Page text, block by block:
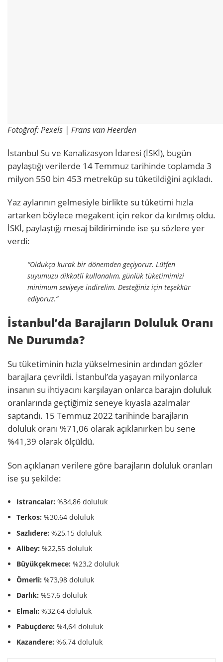
Fotoğraf: Pexels | Frans van Heerden
İstanbul Su ve Kanalizasyon İdaresi (İSKİ), bugün
paylaştığı verilerde 14 Temmuz tarihinde toplamda 3
milyon 550 bin 453 metreküp su tüketildiğini açıkladı.
Yaz aylarının gelmesiyle birlikte su tüketimi hızla
artarken böylece megakent için rekor da kırılmış oldu.
İSKİ, paylaştığı mesaj bildiriminde ise şu sözlere yer
verdi:
“Oldukça kurak bir dönemden geçiyoruz. Lütfen
suyumuzu dikkatli kullanalım, günlük tüketimimizi
minimum seviyeye indirelim. Desteğiniz için teşekkür
ediyoruz.”
İstanbul’da Barajların Doluluk Oranı
Ne Durumda?
Su tüketiminin hızla yükselmesinin ardından gözler
barajlara çevrildi. İstanbul’da yaşayan milyonlarca
insanın su ihtiyacını karşılayan onlarca barajın doluluk
oranlarında geçtiğimiz seneye kıyasla azalmalar
saptandı. 15 Temmuz 2022 tarihinde barajların
doluluk oranı %71,06 olarak açıklanırken bu sene
%41,39 olarak ölçüldü.
Son açıklanan verilere göre barajların doluluk oranları
ise şu şekilde:
Istrancalar: %34,86 doluluk
Terkos:%30,64 doluluk
Sazlıdere:%25,15 doluluk
Alibey:%22,55 doluluk
Büyükçekmece:%23,2 doluluk
Ömerli:%73,98 doluluk
Darlık:%57,6 doluluk
Elmalı: %32,64 doluluk
Pabuçdere:%4,64 doluluk
Kazandere:%6,74 doluluk